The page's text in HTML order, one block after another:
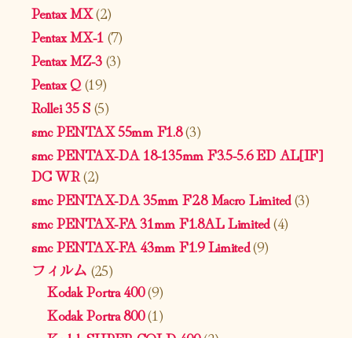
Pentax MX(2)
Pentax MX-1 (7)
Pentax MZ-3(3)
Pentax Q(19)
Rollei 35 S(5)
smc PENTAX 55mm F1.8(3)
smc PENTAX-DA 18-135mm F3.5-5.6 ED AL[IF]
DC WR(2)
smc PENTAX-DA 35mm F2.8 Macro Limited(3)
smc PENTAX-FA 31mm F1.8AL Limited(4)
smc PENTAX-FA 43mm F1.9 Limited(9)
フィルム (25)
Kodak Portra 400(9)
Kodak Portra 800(1)